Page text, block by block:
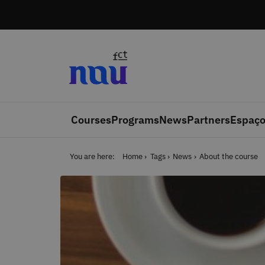
CoursesProgramsNewsPartners
You are here: Home Tags News About the course